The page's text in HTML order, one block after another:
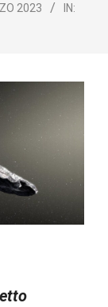
2023
IN: